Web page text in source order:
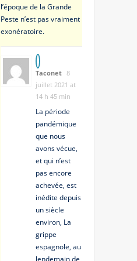
l’époque de la Grande
Peste n’est pas vraiment
exonératoire.
Taconet 8
juillet 2021 at
14 h 45 min
La période
pandémique
que nous
avons vécue,
et qui n’est
pas encore
achevée, est
inédite depuis
un siècle
environ, La
grippe
espagnole, au
lendemain de